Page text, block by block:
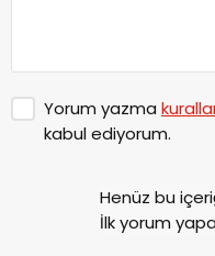
Yorum yazma
kabul ediyorum.
Henüz bu
İlk yorum